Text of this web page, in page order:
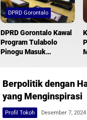
DPRD Gorontalo
DPRD Gorontalo Kawal
Program Tulabolo
Pinogu Masuk
Berpolitik dengan
yang Menginspirasi
Profil Tokoh Desember 7, 2024